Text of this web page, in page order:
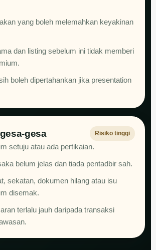
yang boleh melemahkan keyakinan
dan listing sebelum ini tidak memberi
boleh dipertahankan jika presentation
gesa Risiko tinggi
setuju atau ada pertikaian.
belum jelas dan tiada pentadbir sah.
sekatan, dokumen hilang atau isu
disemak.
terlalu jauh daripada transaksi